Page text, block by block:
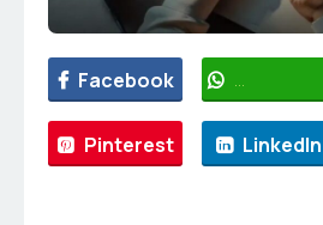
Facebook WhatsApp
Pinterest LinkedIn